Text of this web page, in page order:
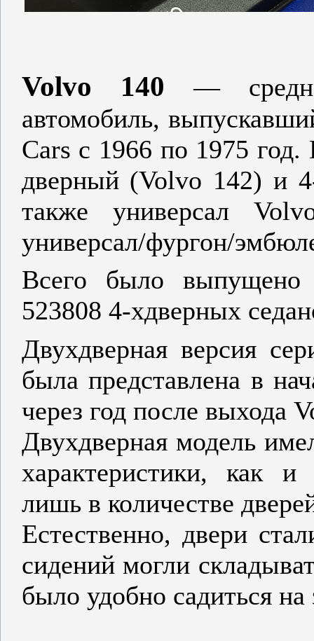
Volvo 140 —
автомобиль,
Cars с 1966 по 1975 год.
дверный (Volvo 142) и
также универсал
универсал/фургон/
Всего было выпущено
523808 4-хдверных
Двухдверная версия
была представлена в
через год после выхода
Двухдверная модель
характеристики, как и
лишь в количестве
Естественно, двери
сидений могли
было удобно садиться на